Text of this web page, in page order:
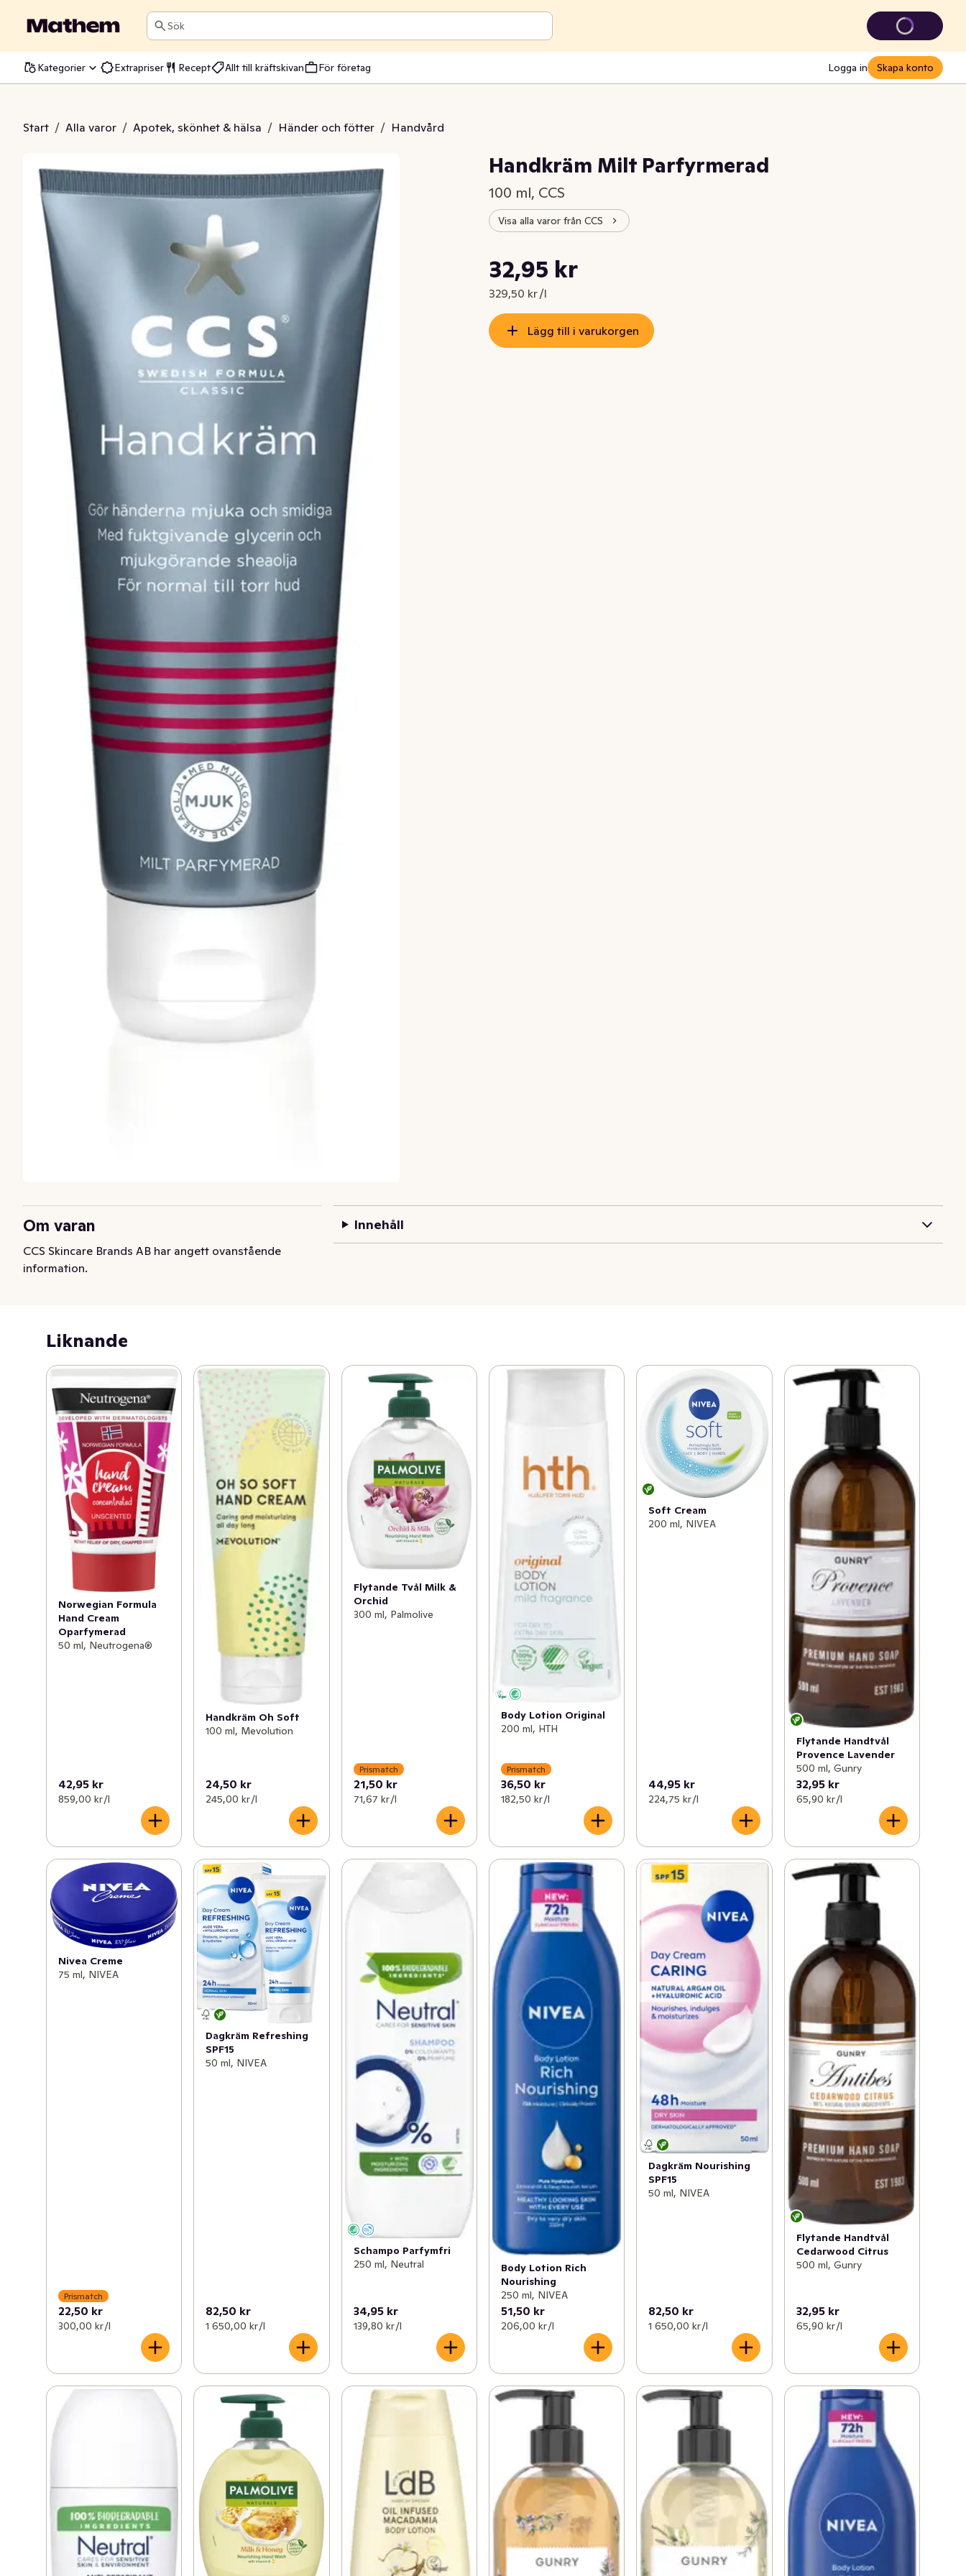
Sök
Kategorier Extrapriser Recept Allt till kräftskivan För företag Logga in Skapa konto
Start / Alla varor / Apotek, skönhet & hälsa / Händer och fötter / Handvård
Milt Parfyrmerad
Handkräm Milt Parfyrmerad
100 ml, CCS
Visa alla varor från CCS
Nuvarande pris är: 32,95 kr
32,95 kr
329,50 kr /l
Styckpris: 329,50 kr /l
Lägg till i varukorgen
Om varan
CCS Skincare Brands AB har angett ovanstående
information.
Innehåll
Liknande
Norwegian Formula
Hand Cream
Oparfymerad
50 ml, Neutrogena®
42,95 kr
859,00 kr /l
Handkräm Oh Soft
100 ml, Mevolution
24,50 kr
245,00 kr /l
Flytande Tvål Milk &
Orchid
300 ml, Palmolive
Prismatch
21,50 kr
71,67 kr /l
Body Lotion Original
200 ml, HTH
Prismatch
36,50 kr
182,50 kr /l
Soft Cream
200 ml, NIVEA
44,95 kr
224,75 kr /l
Flytande Handtvål
Provence Lavender
500 ml, Gunry
32,95 kr
65,90 kr /l
Nivea Creme
75 ml, NIVEA
Prismatch
22,50 kr
300,00 kr /l
Dagkräm Refreshing
SPF15
50 ml, NIVEA
82,50 kr
1 650,00 kr /l
Schampo Parfymfri
250 ml, Neutral
34,95 kr
139,80 kr /l
Body Lotion Rich
Nourishing
250 ml, NIVEA
51,50 kr
206,00 kr /l
Dagkräm Nourishing
SPF15
50 ml, NIVEA
82,50 kr
1 650,00 kr /l
Flytande Handtvål
Cedarwood Citrus
500 ml, Gunry
32,95 kr
65,90 kr /l